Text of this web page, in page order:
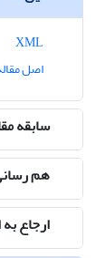
اصل
سابقه
هم
ارجاع